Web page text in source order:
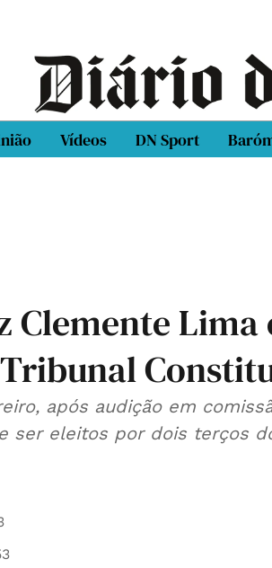
Vídeos DN Sport
Clemente
após audição em
ser eleitos por dois terços